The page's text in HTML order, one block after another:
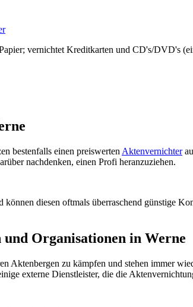
vernichtet Kreditkarten und CD's/DVD's
bestenfalls einen preiswerten Aktenvernichter
nachdenken, einen Profi heranzuziehen.
diesen oftmals überraschend günstige
Organisationen in Werne
Aktenbergen zu kämpfen und stehen immer
externe Dienstleister, die die